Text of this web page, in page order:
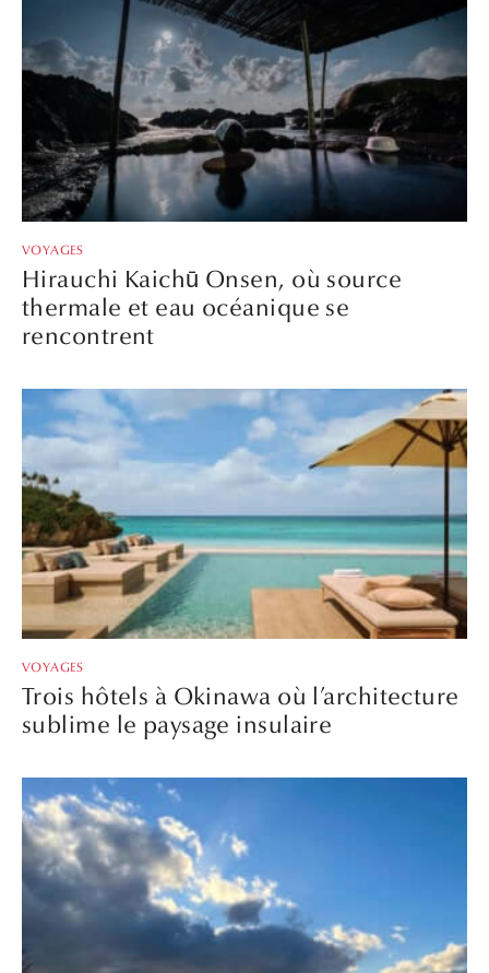
VOYAGES
Hirauchi Kaichū Onsen, où source
thermale et eau océanique se
rencontrent
VOYAGES
Trois hôtels à Okinawa où l’architecture
sublime le paysage insulaire